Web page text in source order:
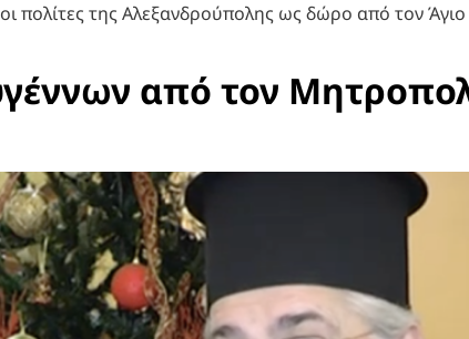
πολίτες της Αλεξανδρούπολης ως δώρο από τον Άγιο
από τον